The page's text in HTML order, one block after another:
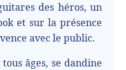
des héros, un
et sur la présence
avec le public.
âges, se dandine